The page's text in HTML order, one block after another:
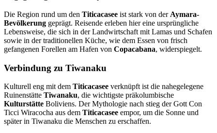
Die Region rund um den Titicacasee ist stark von der Aymara-
Bevölkerung geprägt. Reisende erleben hier eine ursprüngliche
Lebensweise, die sich in der Landwirtschaft mit Lamas und Schafen
sowie in der traditionellen Küche, wie dem Essen von frisch
gefangenen Forellen am Hafen von Copacabana, widerspiegelt.
Verbindung zu Tiwanaku
Kulturell eng mit dem Titicacasee verknüpft ist die nahegelegene
Ruinenstätte Tiwanaku, die wichtigste präkolumbische
Kulturstätte Boliviens. Der Mythologie nach stieg der Gott Con
Ticci Wiracocha aus dem Titicacasee empor, um die Sonne und
später in Tiwanaku die Menschen zu erschaffen.